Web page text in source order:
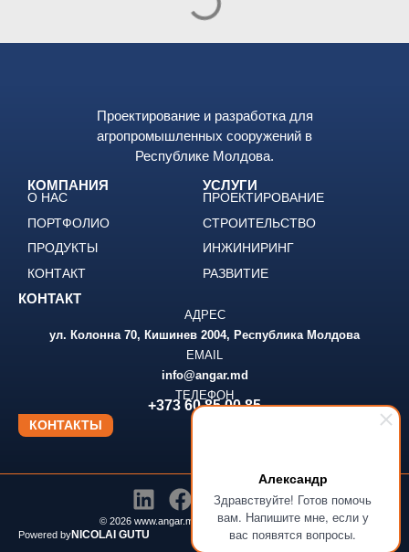
Александр
Здравствуйте! Готов помочь
вам. Напишите мне, если у
вас появятся вопросы.
Проектирование и разработка для
агропромышленных сооружений в
Республике Молдова.
КОМПАНИЯ
О НАС
ПОРТФОЛИО
ПРОДУКТЫ
КОНТАКТ
УСЛУГИ
ПРОЕКТИРОВАНИЕ
СТРОИТЕЛЬСТВО
ИНЖИНИРИНГ
РАЗВИТИЕ
КОНТАКТ
АДРЕС
ул. Колонна 70, Кишинев 2004, Республика Молдова
EMAIL
info@angar.md
ТЕЛЕФОН
+373 60 85 00 85
КОНТАКТЫ
© 2026 www.angar.md | Все права защищены.
Powered byNICOLAI GUTU